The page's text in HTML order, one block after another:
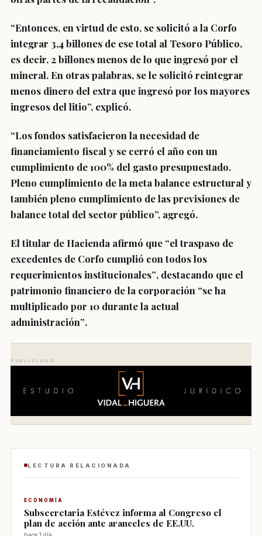
“Entonces, en virtud de esto, se solicitó a la Corfo
integrar 3,4 billones de ese total al Tesoro Público,
es decir, 2 billones menos de lo que ingresó por el
mineral. En otras palabras, se le solicitó reintegrar
menos dinero del extra que ingresó por los mayores
ingresos del litio”, explicó.
“Los fondos satisfacieron la necesidad de
financiamiento fiscal y se cerró el año con un
cumplimiento de 100% del gasto presupuestado.
Pleno cumplimiento de la meta balance estructural y
también pleno cumplimiento de las previsiones de
balance total del sector público”, agregó.
El titular de Hacienda afirmó que “el traspaso de
excedentes de Corfo cumplió con todos los
requerimientos institucionales”, destacando que el
patrimonio financiero de la corporación “se ha
multiplicado por 10 durante la actual
administración”.
PUBLICIDAD
LECTURA RELACIONADA
ECONOMÍA
Subsecretaria Estévez informa al Congreso el
plan de acción ante aranceles de EE.UU.